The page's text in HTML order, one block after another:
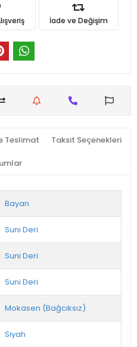
İade ve Değişim
Teslimat Taksit Seçenekleri
Bayan
Suni Deri
Suni Deri
Suni Deri
Mokasen (Bağcıksız)
Siyah